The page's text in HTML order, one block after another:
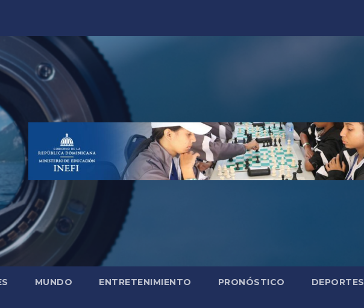
MUNDO ENTRETENIMIENTO PRONÓSTICO DEPORTES